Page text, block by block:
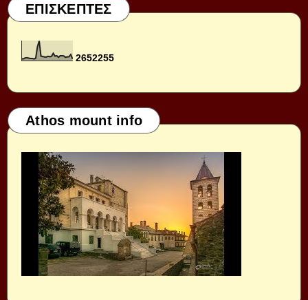
ΕΠΙΣΚΕΠΤΕΣ
2652255
Athos mount info